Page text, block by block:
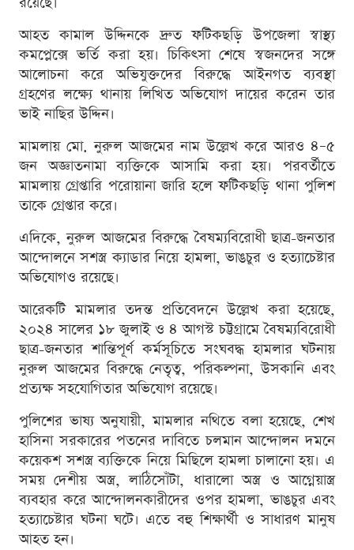
আহত কামাল উদ্দিনকে দ্রুত ফটিকছড়ি উপজেলা স্বাস্থ্য
কমপ্লেক্সে ভর্তি করা হয়। চিকিৎসা শেষে স্বজনদের সঙ্গে
আলোচনা করে অভিযুক্তদের বিরুদ্ধে আইনগত ব্যবস্থা
গ্রহণের লক্ষ্যে থানায় লিখিত অভিযোগ দায়ের করেন তার
ভাই নাছির উদ্দিন।
মামলায় মো. নুরুল আজমের নাম উল্লেখ করে আরও ৪–৫
জন অজ্ঞাতনামা ব্যক্তিকে আসামি করা হয়। পরবর্তীতে
মামলায় গ্রেপ্তারি পরোয়ানা জারি হলে ফটিকছড়ি থানা পুলিশ
তাকে গ্রেপ্তার করে।
এদিকে, নুরুল আজমের বিরুদ্ধে বৈষম্যবিরোধী ছাত্র-জনতার
আন্দোলনে সশস্ত্র ক্যাডার নিয়ে হামলা, ভাঙচুর ও হত্যাচেষ্টার
অভিযোগও রয়েছে।
আরেকটি মামলার তদন্ত প্রতিবেদনে উল্লেখ করা হয়েছে,
২০২৪ সালের ১৮ জুলাই ও ৪ আগস্ট চট্টগ্রামে বৈষম্যবিরোধী
ছাত্র-জনতার শান্তিপূর্ণ কর্মসূচিতে সংঘবদ্ধ হামলার ঘটনায়
নুরুল আজমের বিরুদ্ধে নেতৃত্ব, পরিকল্পনা, উসকানি এবং
প্রত্যক্ষ সহযোগিতার অভিযোগ রয়েছে।
পুলিশের ভাষ্য অনুযায়ী, মামলার নথিতে বলা হয়েছে, শেখ
হাসিনা সরকারের পতনের দাবিতে চলমান আন্দোলন দমনে
কয়েকশ সশস্ত্র ব্যক্তিকে নিয়ে মিছিলে হামলা চালানো হয়। এ
সময় দেশীয় অস্ত্র, লাঠিসোঁটা, ধারালো অস্ত্র ও আগ্নেয়াস্ত্র
ব্যবহার করে আন্দোলনকারীদের ওপর হামলা, ভাঙচুর এবং
হত্যাচেষ্টার ঘটনা ঘটে। এতে বহু শিক্ষার্থী ও সাধারণ মানুষ
আহত হন।